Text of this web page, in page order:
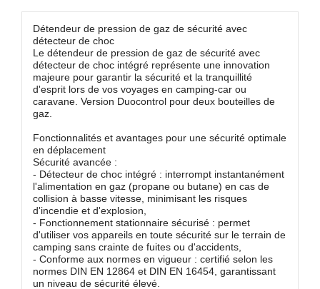
Détendeur de pression de gaz de sécurité avec
détecteur de choc
Le détendeur de pression de gaz de sécurité avec
détecteur de choc intégré représente une innovation
majeure pour garantir la sécurité et la tranquillité
d'esprit lors de vos voyages en camping-car ou
caravane. Version Duocontrol pour deux bouteilles de
gaz.
Fonctionnalités et avantages pour une sécurité optimale
en déplacement
Sécurité avancée :
- Détecteur de choc intégré : interrompt instantanément
l'alimentation en gaz (propane ou butane) en cas de
collision à basse vitesse, minimisant les risques
d'incendie et d'explosion,
- Fonctionnement stationnaire sécurisé : permet
d'utiliser vos appareils en toute sécurité sur le terrain de
camping sans crainte de fuites ou d'accidents,
- Conforme aux normes en vigueur : certifié selon les
normes DIN EN 12864 et DIN EN 16454, garantissant
un niveau de sécurité élevé.